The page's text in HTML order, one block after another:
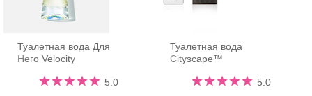
Туалетная вода Для
Него Velocity
5.0
Туалетная вода
Cityscape™
5.0